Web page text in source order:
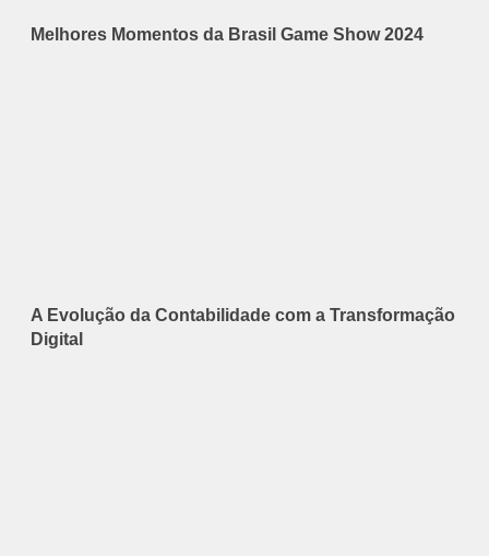
Melhores Momentos da Brasil Game Show 2024
A Evolução da Contabilidade com a Transformação
Digital